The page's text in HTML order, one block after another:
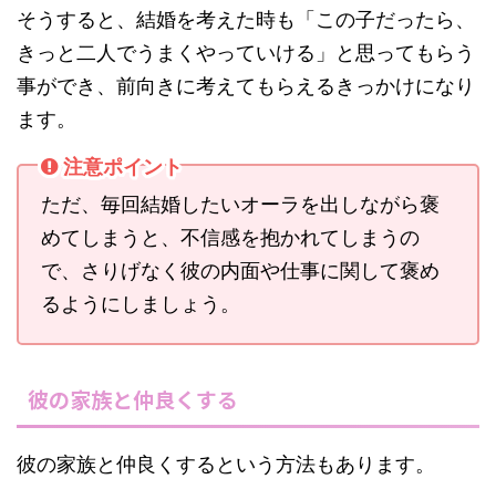
そうすると、結婚を考えた時も「この子だったら、
きっと二人でうまくやっていける」と思ってもらう
事ができ、前向きに考えてもらえるきっかけになり
ます。
注意ポイント
ただ、毎回結婚したいオーラを出しながら褒
めてしまうと、不信感を抱かれてしまうの
で、さりげなく彼の内面や仕事に関して褒め
るようにしましょう。
彼の家族と仲良くする
彼の家族と仲良くするという方法もあります。